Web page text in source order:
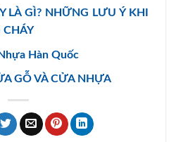
LÀ GÌ? NHỮNG LƯU Ý KHI
CHÁY
Hàn Quốc
GỖ VÀ CỬA NHỰA